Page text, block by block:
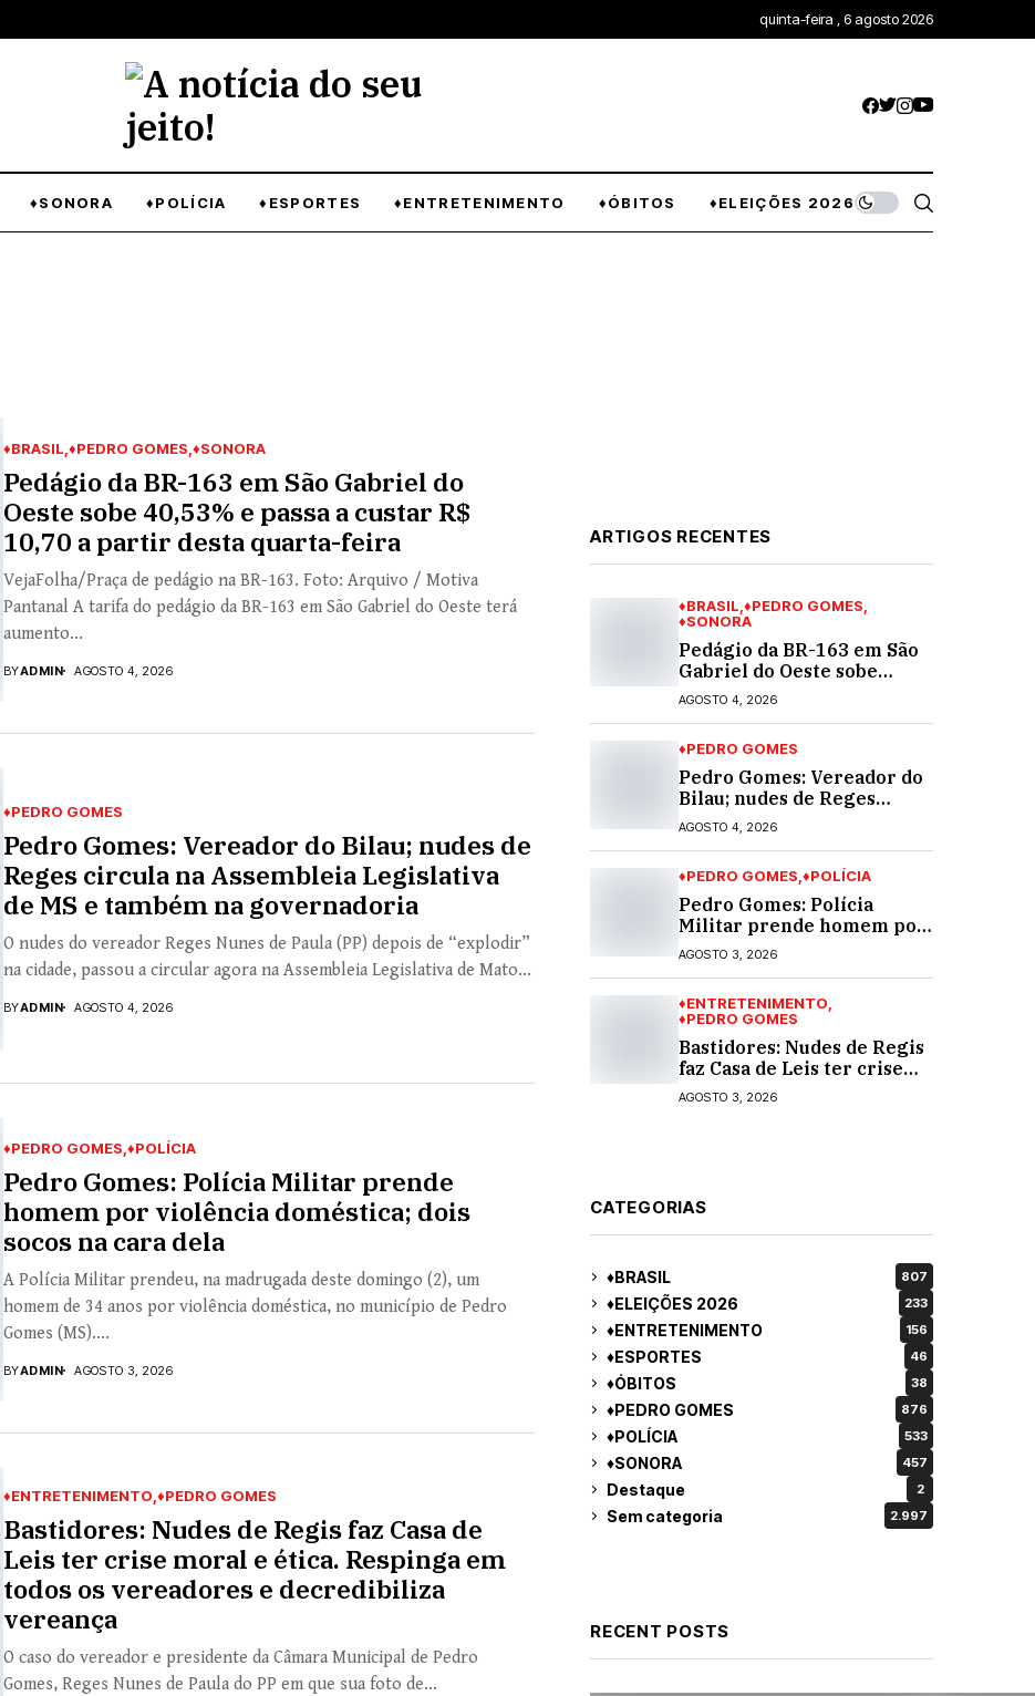
quinta-feira , 6 agosto 2026
♦SONORA ♦POLÍCIA ♦ESPORTES ♦ENTRETENIMENTO ♦ÓBITOS ♦ELEIÇÕES 2026
♦BRASIL ♦PEDRO GOMES ♦SONORA
Pedágio da BR-163 em São Gabriel do
Oeste sobe 40,53% e passa a custar R$
10,70 a partir desta quarta-feira
VejaFolha/Praça de pedágio na BR-163. Foto: Arquivo / Motiva
Pantanal A tarifa do pedágio da BR-163 em São Gabriel do Oeste terá
aumento...
BYADMIN AGOSTO 4, 2026
♦PEDRO GOMES
Pedro Gomes: Vereador do Bilau; nudes de
Reges circula na Assembleia Legislativa
de MS e também na governadoria
O nudes do vereador Reges Nunes de Paula (PP) depois de “explodir”
na cidade, passou a circular agora na Assembleia Legislativa de Mato...
BYADMIN AGOSTO 4, 2026
♦PEDRO GOMES ♦POLÍCIA
Pedro Gomes: Polícia Militar prende
homem por violência doméstica; dois
socos na cara dela
A Polícia Militar prendeu, na madrugada deste domingo (2), um
homem de 34 anos por violência doméstica, no município de Pedro
Gomes (MS)....
BYADMIN AGOSTO 3, 2026
♦ENTRETENIMENTO ♦PEDRO GOMES
Bastidores: Nudes de Regis faz Casa de
Leis ter crise moral e ética. Respinga em
todos os vereadores e decredibiliza
vereança
O caso do vereador e presidente da Câmara Municipal de Pedro
Gomes, Reges Nunes de Paula do PP em que sua foto de...
ARTIGOS RECENTES
♦BRASIL ♦PEDRO GOMES
♦SONORA
Pedágio da BR-163 em São
Gabriel do Oeste sobe
40,53% e passa a custar R$
10,70 a partir desta quarta-
AGOSTO 4, 2026
♦PEDRO GOMES
Pedro Gomes: Vereador do
Bilau; nudes de Reges
circula na Assembleia
Legislativa de MS e
AGOSTO 4, 2026
♦PEDRO GOMES ♦POLÍCIA
Pedro Gomes: Polícia
Militar prende homem por
violência doméstica; dois
socos na cara dela
AGOSTO 3, 2026
♦ENTRETENIMENTO
♦PEDRO GOMES
Bastidores: Nudes de Regis
faz Casa de Leis ter crise
moral e ética. Respinga em
todos os vereadores e
AGOSTO 3, 2026
CATEGORIAS
♦BRASIL 807
♦ELEIÇÕES 2026 233
♦ENTRETENIMENTO 156
♦ESPORTES 46
♦ÓBITOS 38
♦PEDRO GOMES 876
♦POLÍCIA 533
♦SONORA 457
Destaque 2
Sem categoria 2.997
RECENT POSTS